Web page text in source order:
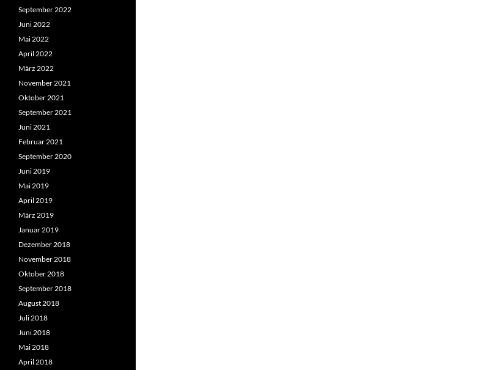
September 2022
Juni 2022
Mai 2022
April 2022
März 2022
November 2021
Oktober 2021
September 2021
Juni 2021
Februar 2021
September 2020
Juni 2019
Mai 2019
April 2019
März 2019
Januar 2019
Dezember 2018
November 2018
Oktober 2018
September 2018
August 2018
Juli 2018
Juni 2018
Mai 2018
April 2018